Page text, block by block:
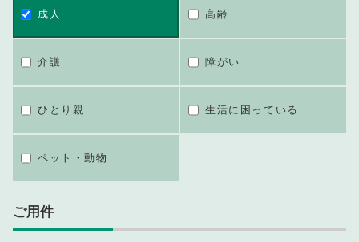
成人 高齢
介護 障がい
ひとり親 生活に困っている
ペット・動物
ご用件